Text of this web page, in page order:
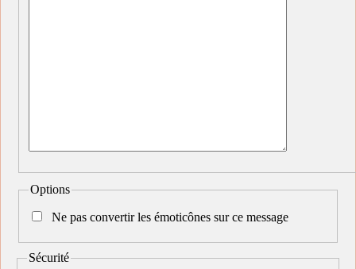
Options
Ne pas convertir les émoticônes sur ce message
Sécurité